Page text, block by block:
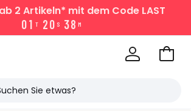
2 Artikeln* mit dem Code LAST
01 T 20 S 38 M
Zum